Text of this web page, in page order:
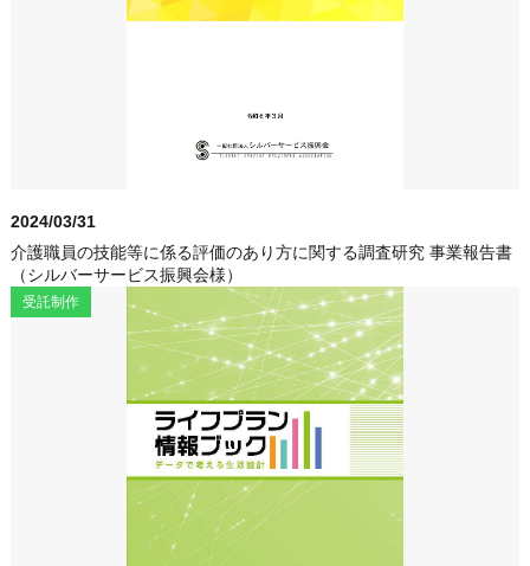
2024/03/31
介護職員の技能等に係る評価のあり方に関する調査研究 事業報告書
（シルバーサービス振興会様）
受託制作